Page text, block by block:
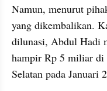
Namun, menurut
yang dikembalikan.
dilunasi, Abdul Hadi
hampir Rp 5 miliar di
Selatan pada Januari